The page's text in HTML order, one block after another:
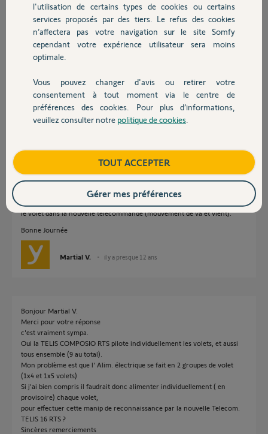
Autres produits
Devis avec un pro
Contact
Participer au fil de discussion
Réponses
Bonjour,
Il faudrait me préciser si votre TELIS COMPOSIO RTS pilote
Si c'est le cas il va alors falloir sélectionner (comme pour effectuer un
mouvement) le groupe du premier volet à enregistrer et appuyer sur le
jusqu'au mouvement de va et vient. A ce moment il va falloir
sélectionner le canal désiré sur la TELIS 16 RTS puis effectuer un appui
le volet dans la nouvelle télécommande (mouvement de va et vient).
Bonne Journée
Martial V. il y a presque 12 ans
Bonjour Martial V.
Merci pour votre réponse
c'est vraiment sympa.
Oui la TELIS COMPOSIO RTS pilote individuellement les volets, et aussi
tous ensemble (9 au total).
Mon problème est que l' Alim. électrique se fait en 2 groupes de volet
(1x4 et 1x5 volets)
Si j'ai bien compris il faudrait donc alimenter individuellement ( en
provisoire) chaque volet,
pour effectuer cette manip de reconnaissance par la nouvelle Telecom.
TELIS 16 RTS ?
Sincères remerciements
l'utilisation de certains types de cookies ou certains
services proposés par des tiers. Le refus des cookies
n’affectera pas votre navigation sur le site Somfy
cependant votre expérience utilisateur sera moins
optimale.
Vous pouvez changer d'avis ou retirer votre
consentement à tout moment via le centre de
préférences des cookies. Pour plus d’informations,
veuillez consulter notre politique de cookies
TOUT ACCEPTER
Gérer mes préférences